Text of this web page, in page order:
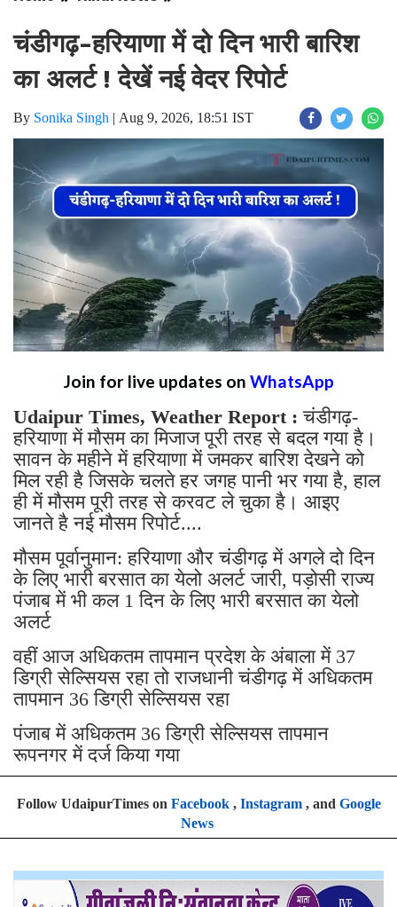
चंडीगढ़-हरियाणा में दो दिन भारी बारिश
का अलर्ट ! देखें नई वेदर रिपोर्ट
By Sonika Singh | Aug 9, 2026, 18:51 IST
Join for live updates on WhatsApp
Udaipur Times, Weather Report :चंडीगढ़-
हरियाणा में मौसम का मिजाज पूरी तरह से बदल गया है।
सावन के महीने में हरियाणा में जमकर बारिश देखने को
मिल रही है जिसके चलते हर जगह पानी भर गया है, हाल
ही में मौसम पूरी तरह से करवट ले चुका है। आइए
जानते है नई मौसम रिपोर्ट....
मौसम पूर्वानुमान: हरियाणा और चंडीगढ़ में अगले दो दिन
के लिए भारी बरसात का येलो अलर्ट जारी, पड़ोसी राज्य
पंजाब में भी कल 1 दिन के लिए भारी बरसात का येलो
अलर्ट
वहीं आज अधिकतम तापमान प्रदेश के अंबाला में 37
डिग्री सेल्सियस रहा तो राजधानी चंडीगढ़ में अधिकतम
तापमान 36 डिग्री सेल्सियस रहा
पंजाब में अधिकतम 36 डिग्री सेल्सियस तापमान
रूपनगर में दर्ज किया गया
Follow UdaipurTimes on Facebook, Instagram, and Google
News